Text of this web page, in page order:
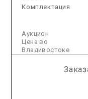
Комплектация
Аукцион
Цена во
Владивостоке